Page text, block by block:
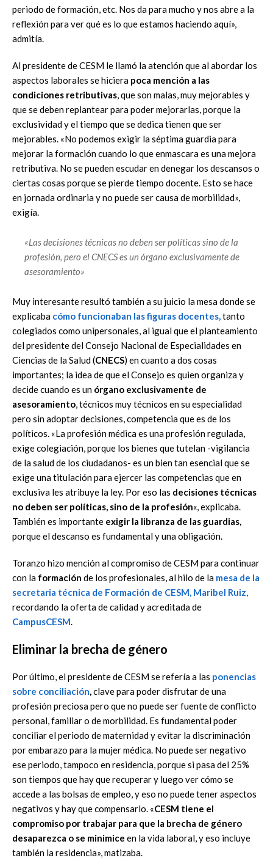
periodo de formación, etc. Nos da para mucho y nos abre a la
reflexión para ver qué es lo que estamos haciendo aquí»,
admitía.
Al presidente de CESM le llamó la atención que al abordar los
aspectos laborales se hiciera poca mención a las
condiciones retributivas, que son malas, muy mejorables y
que se deben replantear para poder mejorarlas, porque la
exclusividad y el tiempo que se dedica tienen que ser
mejorables. «No podemos exigir la séptima guardia para
mejorar la formación cuando lo que enmascara es una mejora
retributiva. No se pueden escudar en denegar los descansos o
ciertas cosas porque se pierde tiempo docente. Esto se hace
en jornada ordinaria y no puede ser causa de morbilidad»,
exigía.
«Las decisiones técnicas no deben ser políticas sino de la
profesión, pero el CNECS es un órgano exclusivamente de
asesoramiento»
Muy interesante resultó también a su juicio la mesa donde se
explicaba cómo funcionaban las figuras docentes,tanto
colegiados como unipersonales, al igual que el planteamiento
del presidente del Consejo Nacional de Especialidades en
Ciencias de la Salud (CNECS) en cuanto a dos cosas
importantes; la idea de que el Consejo es quien organiza y
decide cuando es un órgano exclusivamente de
asesoramiento, técnicos muy técnicos en su especialidad
pero sin adoptar decisiones, competencia que es de los
políticos. «La profesión médica es una profesión regulada,
exige colegiación, porque los bienes que tutelan -vigilancia
de la salud de los ciudadanos- es un bien tan esencial que se
exige una titulación para ejercer las competencias que en
exclusiva les atribuye la ley. Por eso las decisiones técnicas
no deben ser políticas, sino de la profesión«, explicaba.
También es importante exigir la libranza de las guardias,
porque el descanso es fundamental y una obligación.
Toranzo hizo mención al compromiso de CESM para continuar
con la formación de los profesionales, al hilo de la mesa de la
secretaria técnica de Formación de CESM, Maribel Ruiz,
recordando la oferta de calidad y acreditada de
CampusCESM.
Eliminar la brecha de género
Por último, el presidente de CESM se refería a las ponencias
sobre conciliación,clave para poder disfrutar de una
profesión preciosa pero que no puede ser fuente de conflicto
personal, familiar o de morbilidad. Es fundamental poder
conciliar el periodo de maternidad y evitar la discriminación
por embarazo para la mujer médica. No puede ser negativo
ese periodo, tampoco en residencia, porque si pasa del 25%
son tiempos que hay que recuperar y luego ver cómo se
accede a las bolsas de empleo, y eso no puede tener aspectos
negativos y hay que compensarlo. «CESM tiene el
compromiso por trabajar para que la brecha de género
desaparezca o se minimice en la vida laboral, y eso incluye
también la residencia», matizaba.